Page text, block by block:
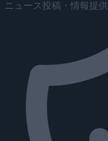
ニュース投稿・情報提供